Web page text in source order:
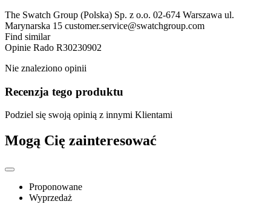
The Swatch Group (Polska) Sp. z o.o. 02-674 Warszawa ul.
Marynarska 15 customer.service@swatchgroup.com
Find similar
Opinie Rado R30230902
Nie znaleziono opinii
Recenzja tego produktu
Podziel się swoją opinią z innymi Klientami
Mogą Cię zainteresować
Proponowane
Wyprzedaż